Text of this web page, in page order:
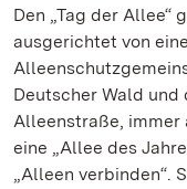
Den „Tag der Allee“
ausgerichtet von
Deutscher Wald
Alleenstraße, immer
eine „Allee des
„Alleen verbinden“.